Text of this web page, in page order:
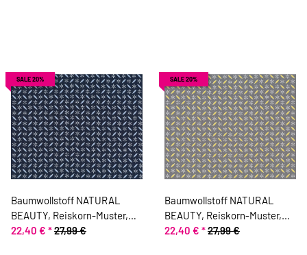
SALE 20%
Baumwollstoff NATURAL
BEAUTY, Reiskorn-Muster,
nachtblau, ring a roses
22,40 € *27,99 €
SALE 20%
Baumwollstoff NATURAL
BEAUTY, Reiskorn-Muster,
steingrau, ring a roses
22,40 € *27,99 €